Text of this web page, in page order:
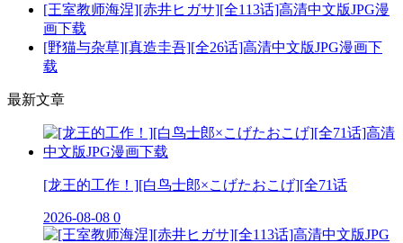
[王室教师海涅][赤井ヒガサ][全113话]高清中文版JPG漫
画下载
[野猫与杂草][真造圭吾][全26话]高清中文版JPG漫画下
载
最新文章
[龙王的工作！][白鸟士郎×こげたおこげ][全71话
2026-08-08 0